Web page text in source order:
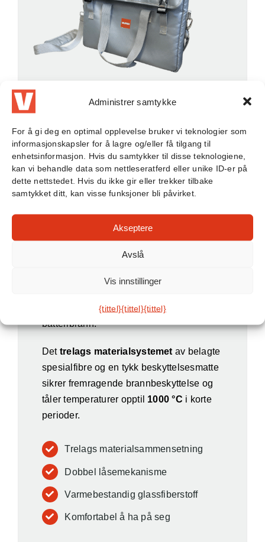
Administrer samtykke
For å gi deg en optimal opplevelse bruker vi teknologier som
informasjonskapsler for å lagre og/eller få tilgang til
enhetsinformasjon. Hvis du samtykker til disse teknologiene,
kan vi behandle data som nettleseratferd eller unike ID-er på
dette nettstedet. Hvis du ikke gir eller trekker tilbake
samtykket ditt, kan visse funksjoner bli påvirket.
Akseptere
Avslå
Vis innstillinger
{tittel}{tittel}{tittel}
BRANNSIKKER VESKE TIL
BÆRBAR PC
VLITEX brannsikre laptopveskergir
optimal beskyttelse mot risikoen for brann
i litiumionbatterier, som kan oppstå i
moderne bærbare datamaskiner eller
nettbrett. Vesken er spesialutviklet av
beskytter pålitelig området rundt i tilfelle
batteribrann.
Det trelags materialsystemet av belagte
spesialfibre og en tykk beskyttelsesmatte
sikrer fremragende brannbeskyttelse og
tåler temperaturer opptil 1000 °C i korte
perioder.
Trelags materialsammensetning
Dobbel låsemekanisme
Varmebestandig glassfiberstoff
Komfortabel å ha på seg